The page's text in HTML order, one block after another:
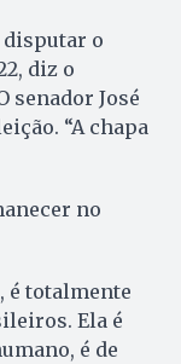
disputar o
diz o
senador José
“A chapa
no
é totalmente
Ela é
é de